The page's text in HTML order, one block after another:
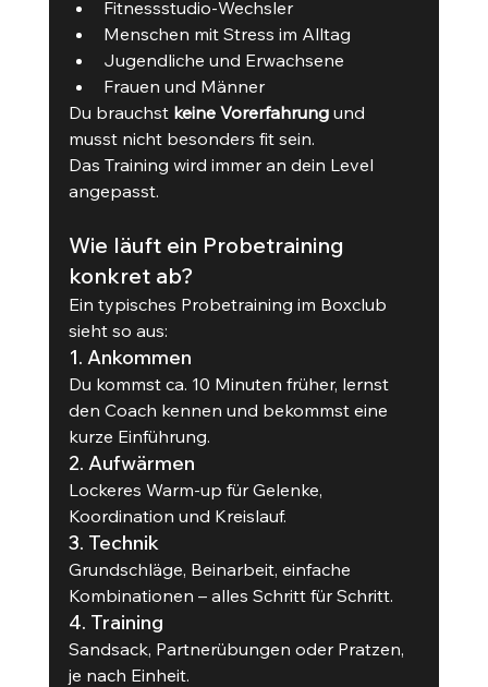
Fitnessstudio-Wechsler
Menschen mit Stress im Alltag
Jugendliche und Erwachsene
Frauen und Männer
Du brauchst keine Vorerfahrung und
musst nicht besonders fit sein.
Das Training wird immer an dein Level
angepasst.
Wie läuft ein Probetraining
konkret ab?
Ein typisches Probetraining im Boxclub
sieht so aus:
1. Ankommen
Du kommst ca. 10 Minuten früher, lernst
den Coach kennen und bekommst eine
kurze Einführung.
2. Aufwärmen
Lockeres Warm-up für Gelenke,
Koordination und Kreislauf.
3. Technik
Grundschläge, Beinarbeit, einfache
Kombinationen – alles Schritt für Schritt.
4. Training
Sandsack, Partnerübungen oder Pratzen,
je nach Einheit.